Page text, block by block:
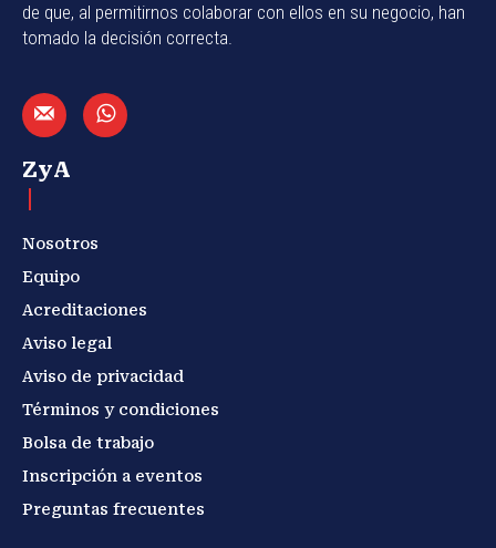
de que, al permitirnos colaborar con ellos en su negocio, han
tomado la decisión correcta.
ZyA
Nosotros
Equipo
Acreditaciones
Aviso legal
Aviso de privacidad
Términos y condiciones
Bolsa de trabajo
Inscripción a eventos
Preguntas frecuentes